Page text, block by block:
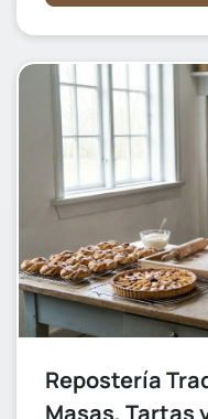
Repostería
Masas, Tartas